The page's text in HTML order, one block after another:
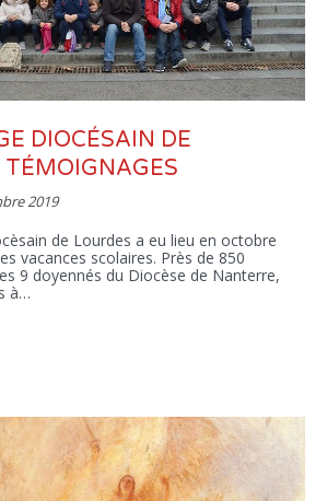
DIOCÉSAIN DE
TÉMOIGNAGES
2019
de Lourdes a eu lieu en octobre
vacances scolaires. Près de 850
9 doyennés du Diocèse de Nanterre,
à…